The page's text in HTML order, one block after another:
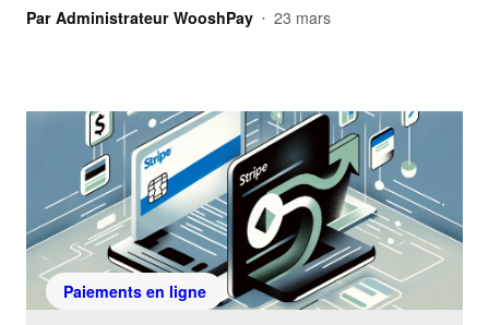
Par Administrateur WooshPay • 23 mars
Paiements en ligne